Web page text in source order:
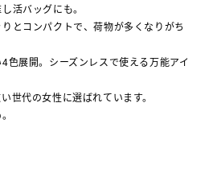
活バッグにも。
とコンパクトで、荷物が多くなりがち
色展開。シーズンレスで使える万能アイ
世代の女性に選ばれています。